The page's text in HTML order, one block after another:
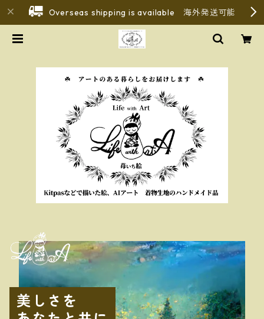
Overseas shipping is available 海外発送可能
美しさを